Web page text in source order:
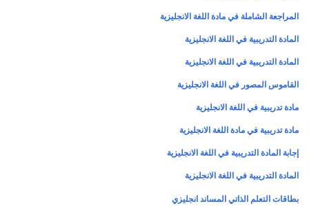
المراجعة الشاملة في مادة اللغة الانجليزية
المادة التدريبية في اللغة الانجليزية
المادة التدريبية في اللغة الانجليزية
القاموس المصور في اللغة الانجليزية
مادة تدريبية في اللغة الانجليزية
مادة تدريبية في مادة اللغة الانجليزية
إجابة المادة التدريبية في اللغة الانجليزية
المادة التدريبية في اللغة الانجليزية
بطاقات التعلم الذاتي المساند انجليزي